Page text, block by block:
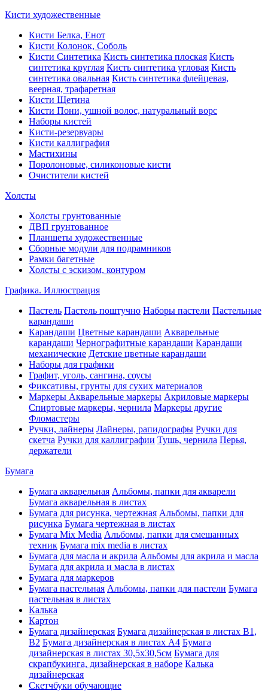
Кисти художественные
Кисти Белка, Енот
Кисти Колонок, Соболь
Кисти Синтетика Кисть синтетика плоская Кисть
синтетика круглая Кисть синтетика угловая Кисть
синтетика овальная Кисть синтетика флейцевая,
веерная, трафаретная
Кисти Щетина
Кисти Пони, ушной волос, натуральный ворс
Наборы кистей
Кисти-резервуары
Кисти каллиграфия
Мастихины
Поролоновые, силиконовые кисти
Очистители кистей
Холсты
Холсты грунтованные
ДВП грунтованное
Планшеты художественные
Сборные модули для подрамников
Рамки багетные
Холсты c эскизом, контуром
Графика. Иллюстрация
Пастель Пастель поштучно Наборы пастели Пастельные
карандаши
Карандаши Цветные карандаши Акварельные
карандаши Чернографитные карандаши Карандаши
механические Детские цветные карандаши
Наборы для графики
Графит, уголь, сангина, соусы
Фиксативы, грунты для сухих материалов
Маркеры Акварельные маркеры Акриловые маркеры
Спиртовые маркеры, чернила Маркеры другие
Фломастеры
Ручки, лайнеры Лайнеры, рапидографы Ручки для
скетча Ручки для каллиграфии Тушь, чернила Перья,
держатели
Бумага
Бумага акварельная Альбомы, папки для акварели
Бумага акварельная в листах
Бумага для рисунка, чертежная Альбомы, папки для
рисунка Бумага чертежная в листах
Бумага Mix Media Альбомы, папки для смешанных
техник Бумага mix media в листах
Бумага для масла и акрила Альбомы для акрила и масла
Бумага для акрила и масла в листах
Бумага для маркеров
Бумага пастельная Альбомы, папки для пастели Бумага
пастельная в листах
Калька
Картон
Бумага дизайнерская Бумага дизайнерская в листах В1,
В2 Бумага дизайнерская в листах А4 Бумага
дизайнерская в листах 30,5х30,5см Бумага для
скрапбукинга, дизайнерская в наборе Калька
дизайнерская
Скетчбуки обучающие